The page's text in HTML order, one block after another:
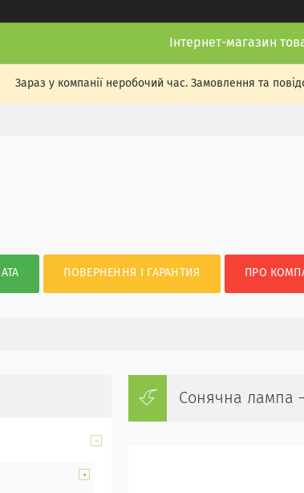
Інтернет-магазин
Зараз у компанії неробочий час. Замовлення та
ПОВЕРНЕННЯ І ГАРАНТИЯ ПРО
Сонячна лампа